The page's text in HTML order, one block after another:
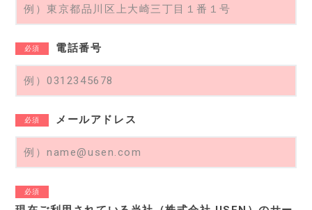
必須 電話番号
必須 メールアドレス
必須